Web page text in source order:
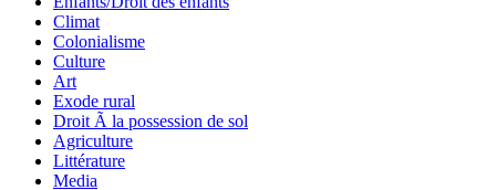
Climat
Colonialisme
Culture
Art
Exode rural
Droit Ã la possession de sol
Agriculture
Littérature
Media